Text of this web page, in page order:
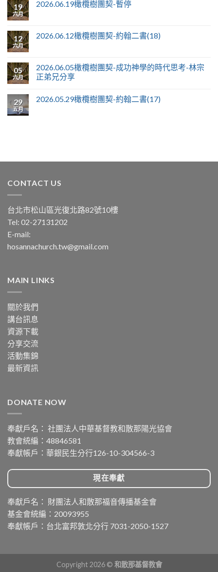
19
六月
2026.06.19橄欖樹團契-暫停
12
六月
2026.06.12橄欖樹團契-約翰二書(18)
05
六月
2026.06.05橄欖樹團契-成功神學的時代思考-林宗
正弟兄分享
29
五月
2026.05.29橄欖樹團契-約翰二書(17)
CONTACT US
台北市松山區光復北路82號10樓
Tel: 02-27131202
E-mail:
hosannachurch.tw@gmail.com
MAIN LINKS
關於我們
講台訊息
資源下載
分享交流
活動集錦
最新資訊
DONATE NOW
奉獻戶名： 社團法人中華基督教和散那陽光協會
教會統編：48846581
奉獻帳戶：華銀民生分行126-10-304566-3
現在奉獻
奉獻戶名： 財團法人和散那福音傳播基金會
基金會統編：20093955
奉獻帳戶：台北富邦敦北分行 7031-2050-1527
Copyright 2026 © 和散那基督教會